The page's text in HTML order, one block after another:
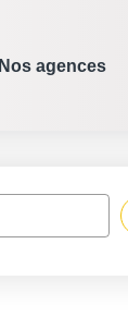
Nos agences